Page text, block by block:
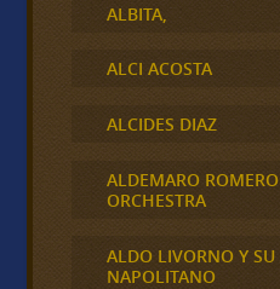
ALBITA,
ALCI ACOSTA
ALCIDES DIAZ
ALDEMARO
ORCHESTRA
ALDO LIVORNO Y SU
NAPOLITANO